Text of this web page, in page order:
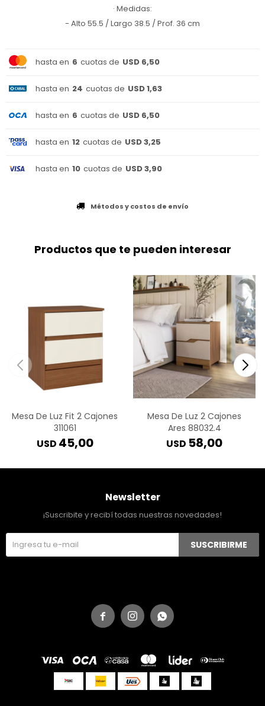
· Medidas:
- Alto 55.5 / Largo 38.5 / Prof. 36 cm
hasta en 6 cuotas de USD 6,50
hasta en 24 cuotas de USD 1,63
hasta en 6 cuotas de USD 6,50
hasta en 12 cuotas de USD 3,25
hasta en 10 cuotas de USD 3,90
Métodos y costos de envío
Productos que te pueden interesar
Mesa De Luz Fit 2 Cajones
311061
USD 45,00
Mesa De Luz 2 Cajones
Ares 88032.4
USD 58,00
  
Newsletter
¡Suscribite y recibí todas nuestras novedades!
SUSCRIBIRME